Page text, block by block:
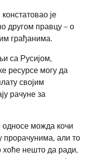
је
другом правцу – о
грађанима.
са Русијом,
ресурсе могу да
својим
рачуне за
можда кочи
прорачунима, али то
хоће нешто да ради,